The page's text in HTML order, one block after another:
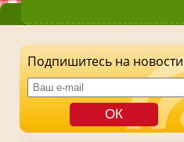
Подпишитесь на новости